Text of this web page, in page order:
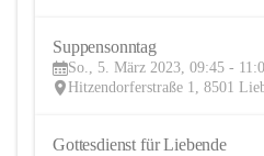
Suppensonntag
So., 5. März 2023, 09:45 -
Hitzendorferstraße 1, 8501
Gottesdienst für Liebende